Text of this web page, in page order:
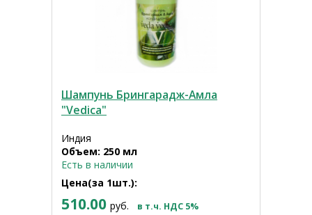
Шампунь Брингарадж-Амла
"Vedica"
Индия
Объем: 250 мл
Есть в наличии
Цена(за 1шт.):
510.00 руб. в т.ч. НДС 5%